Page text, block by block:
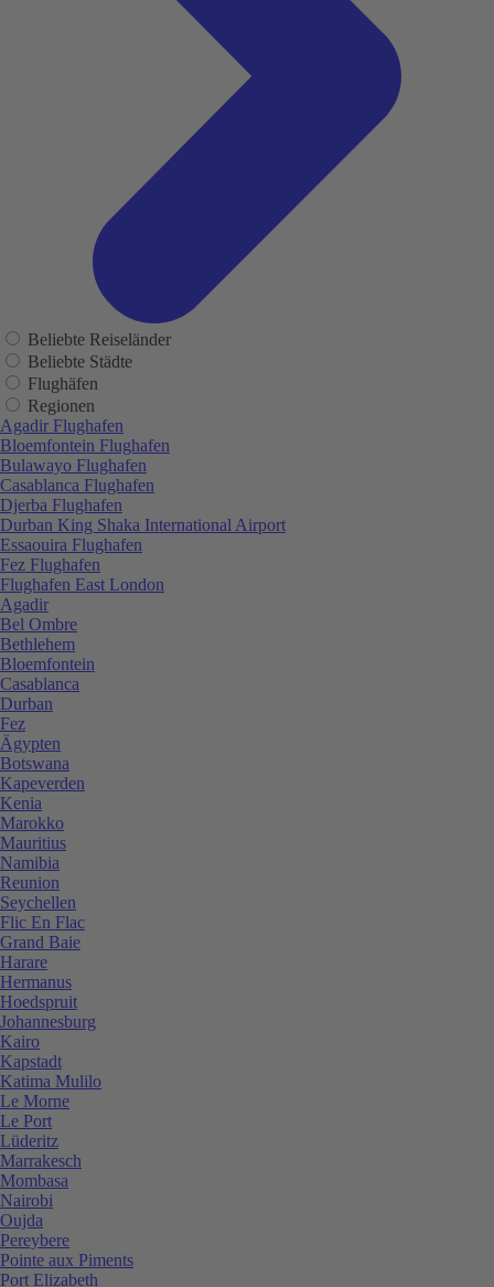
Beliebte Reiseländer
Beliebte Städte
Flughäfen
Regionen
Agadir Flughafen
Bloemfontein Flughafen
Bulawayo Flughafen
Casablanca Flughafen
Djerba Flughafen
Durban King Shaka International Airport
Essaouira Flughafen
Fez Flughafen
Flughafen East London
Agadir
Bel Ombre
Bethlehem
Bloemfontein
Casablanca
Durban
Fez
Ägypten
Botswana
Kapeverden
Kenia
Marokko
Mauritius
Namibia
Reunion
Seychellen
Flic En Flac
Grand Baie
Harare
Hermanus
Hoedspruit
Johannesburg
Kairo
Kapstadt
Katima Mulilo
Le Morne
Le Port
Lüderitz
Marrakesch
Mombasa
Nairobi
Oujda
Pereybere
Pointe aux Piments
Port Elizabeth